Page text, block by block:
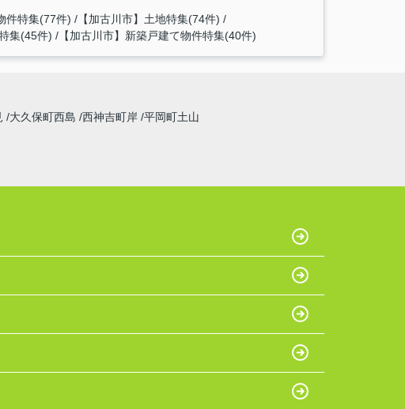
件特集(77件)
【加古川市】土地特集(74件)
集(45件) 【加古川市】新築戸建て物件特集(40件)
大久保町西島 西神吉町岸 平岡町土山